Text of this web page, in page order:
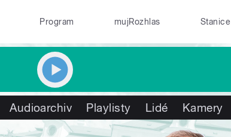
Program mujRozhlas Stanice
Audioarchiv Playlisty Lidé Kamery